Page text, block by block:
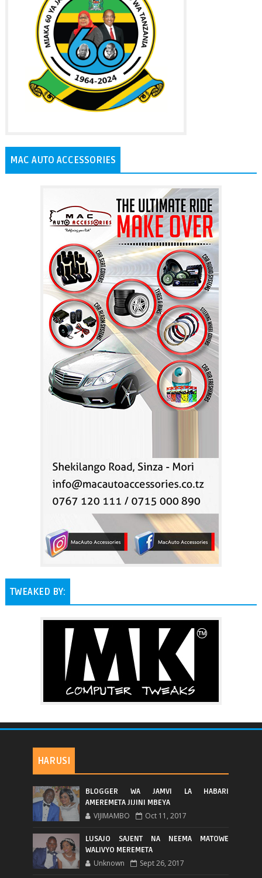
MAC AUTO ACCESSORIES
TWEAKED BY:
HARUSI
BLOGGER WA JAMVI LA HABARI
AMEREMETA JIJINI MBEYA
VIJIMAMBO Oct 11, 2017
LUSAJO SAJENT NA NEEMA MATOWE
WALIVYO MEREMETA
Unknown Sept 26, 2017